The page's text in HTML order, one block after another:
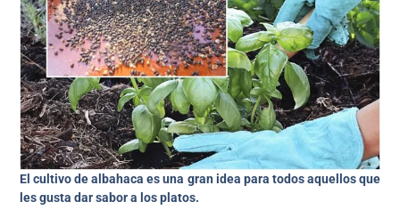
El cultivo de albahaca es una gran idea para todos aquellos que
les gusta dar sabor a los platos.